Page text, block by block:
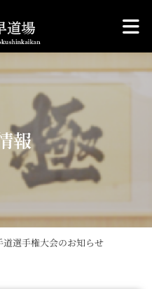
報
選手権大会のお知らせ